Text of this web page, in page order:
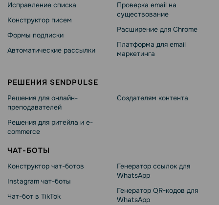
Исправление списка
Конструктор писем
Формы подписки
Автоматические рассылки
Проверка email на
существование
Расширение для Chrome
Платформа для email
маркетинга
РЕШЕНИЯ SENDPULSE
Решения для онлайн-
преподавателей
Решения для ритейла и e-
commerce
Создателям контента
ЧАТ-БОТЫ
Конструктор чат-ботов
Instagram чат-боты
Чат-бот в TikTok
Генератор ссылок для
WhatsApp
Генератор QR-кодов для
WhatsApp